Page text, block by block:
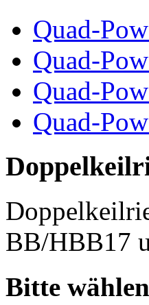
Quad-
Quad-
Quad-
Quad-
BB/HBB17
Bitte